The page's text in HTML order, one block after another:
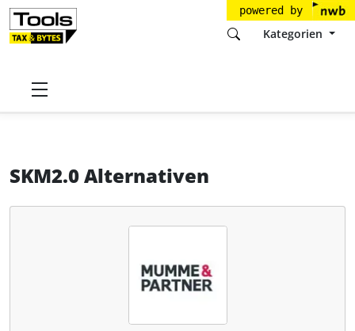
powered by
Kategorien
Startseite
SKM2.0 Alternativen